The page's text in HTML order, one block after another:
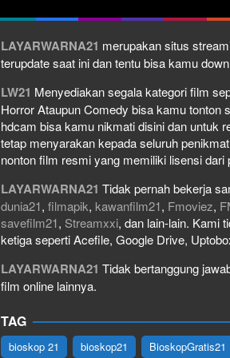
LAYARWARNA21 merupakan situs
terupdate saat ini dan tentu bisa kamu
LW21 Menyediakan segala kategori film
Horror Ataupun Comedy bisa kamu tonton
hdcam bisa kamu nikmati disini dan untuk
tetap menyarakan kepada seluruh
nonton film resmi yang memiliki lisensi dari
LAYARWARNA21 Tidak pernah bekerja
dunia21, filmapik, kawanfilm21, Fmoviez,
savefilm21, Streamxxi, dan lain-lain. Kami
ketiga seperti Acefile, Google Drive,
LAYARWARNA21 Tidak bertanggung
film online lainnya.
TAG
bioskop 21 bioskop21 BioskopGratis21